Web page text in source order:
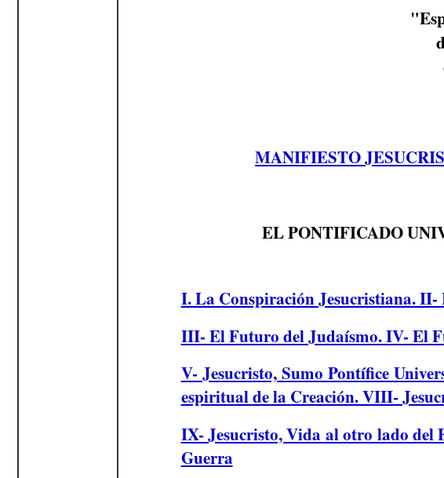
MANIFIESTO
EL PONTIFICADO
I. La Conspiración Jesucristiana.
III- El Futuro del Judaísmo. IV- El
V- Jesucristo, Sumo Pontífice
espiritual de la Creación. VIII-
IX- Jesucristo, Vida al otro lado del
Guerra